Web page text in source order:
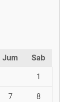
Jum Sab
1
7 8